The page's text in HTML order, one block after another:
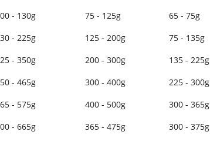
- 130g 75 - 125g 65 - 75g
- 225g 125 - 200g 75 - 135g
- 350g 200 - 300g 135 - 225g
- 465g 300 - 400g 225 - 300g
- 575g 400 - 500g 300 - 365g
- 665g 365 - 475g 300 - 375g